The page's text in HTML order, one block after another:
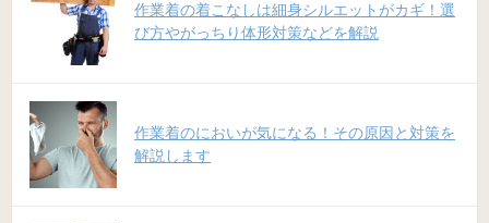
作業着の着こなしは細身シルエットがカギ！選
び方やがっちり体形対策などを解説
作業着のにおいが気になる！その原因と対策を
解説します